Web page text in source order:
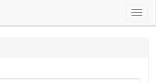
Toggle